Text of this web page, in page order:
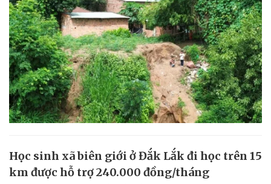
Học sinh xã biên giới ở Đắk Lắk đi học trên 15
km được hỗ trợ 240.000 đồng/tháng